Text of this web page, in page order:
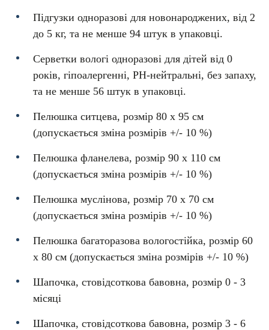
Підгузки одноразові для новонароджених, від 2
до 5 кг, та не менше 94 штук в упаковці.
Серветки вологі одноразові для дітей від 0
років, гіпоалергенні, PH-нейтральні, без запаху,
та не менше 56 штук в упаковці.
Пелюшка ситцева, розмір 80 x 95 см
(допускається зміна розмірів +/- 10 %)
Пелюшка фланелева, розмір 90 x 110 см
(допускається зміна розмірів +/- 10 %)
Пелюшка муслінова, розмір 70 x 70 см
(допускається зміна розмірів +/- 10 %)
Пелюшка багаторазова вологостійка, розмір 60
х 80 см (допускається зміна розмірів +/- 10 %)
Шапочка, стовідсоткова бавовна, розмір 0 - 3
місяці
Шапочка, стовідсоткова бавовна, розмір 3 - 6